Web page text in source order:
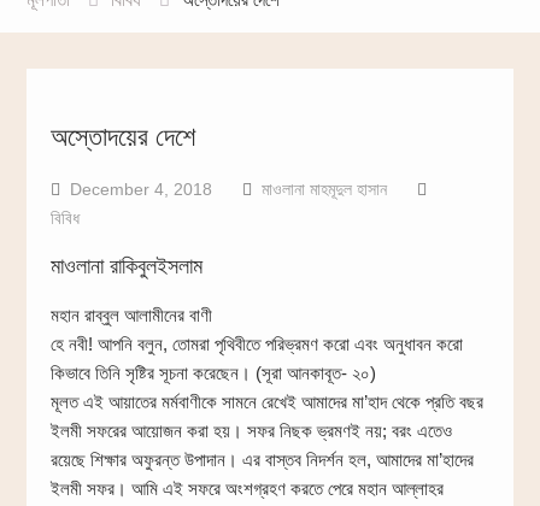
অস্তোদয়ের দেশে
December 4, 2018
মাওলানা মাহমূদুল হাসান
বিবিধ
মাওলানা রাকিবুলইসলাম
মহান রাব্বুল আলামীনের বাণী
হে নবী! আপনি বলুন, তোমরা পৃথিবীতে পরিভ্রমণ করো এবং অনুধাবন করো
কিভাবে তিনি সৃষ্টির সূচনা করেছেন। (সূরা আনকাবূত- ২০)
মূলত এই আয়াতের মর্মবাণীকে সামনে রেখেই আমাদের মা’হাদ থেকে প্রতি বছর
ইলমী সফরের আয়োজন করা হয়। সফর নিছক ভ্রমণই নয়; বরং এতেও
রয়েছে শিক্ষার অফুরন্ত উপাদান। এর বাস্তব নিদর্শন হল, আমাদের মা’হাদের
ইলমী সফর। আমি এই সফরে অংশগ্রহণ করতে পেরে মহান আল্লাহর